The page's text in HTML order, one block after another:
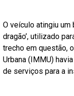
O veículo atingiu
dragão’, utilizado
trecho em questão,
Urbana (IMMU)
de serviços para a